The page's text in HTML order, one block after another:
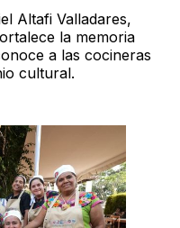
Altafi Valladares,
la memoria
a las cocineras
cultural.